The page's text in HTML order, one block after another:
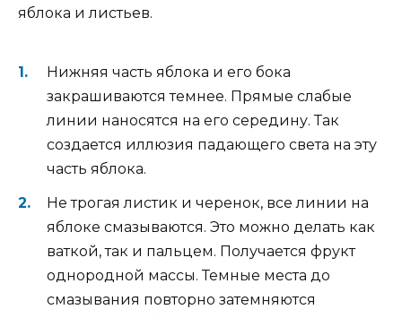
яблока и листьев.
Нижняя часть яблока и его бока
закрашиваются темнее. Прямые слабые
линии наносятся на его середину. Так
создается иллюзия падающего света на эту
часть яблока.
Не трогая листик и черенок, все линии на
яблоке смазываются. Это можно делать как
ваткой, так и пальцем. Получается фрукт
однородной массы. Темные места до
смазывания повторно затемняются